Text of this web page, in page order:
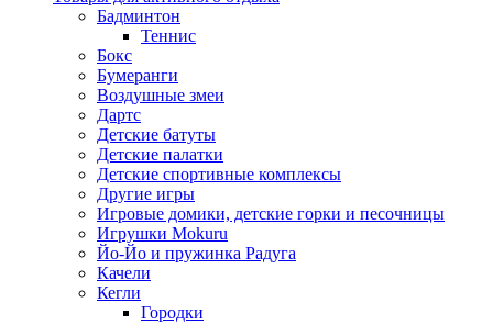
Бадминтон
Теннис
Бокс
Бумеранги
Воздушные змеи
Дартс
Детские батуты
Детские палатки
Детские спортивные комплексы
Другие игры
Игровые домики, детские горки и песочницы
Игрушки Mokuru
Йо-Йо и пружинка Радуга
Качели
Кегли
Городки